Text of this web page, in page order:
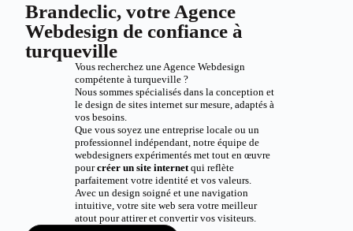
Brandeclic, votre Agence
Webdesign de confiance à
turqueville
Vous recherchez une Agence Webdesign
compétente à turqueville ?
Nous sommes spécialisés dans la conception et
le design de sites internet sur mesure, adaptés à
vos besoins.
Que vous soyez une entreprise locale ou un
professionnel indépendant, notre équipe de
webdesigners expérimentés met tout en œuvre
pourcréer un site internetqui reflète
parfaitement votre identité et vos valeurs.
Avec un design soigné et une navigation
intuitive, votre site web sera votre meilleur
atout pour attirer et convertir vos visiteurs.